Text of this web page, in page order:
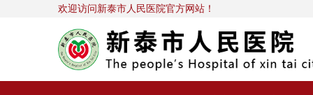
欢迎访问新泰市人民医院官方网站！